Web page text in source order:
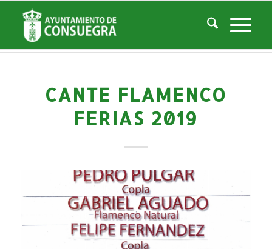
Noticias
Usted está aquí: Inicio / Noticias Cultura /
Actividades culturales y educativas
CANTE FLAMENCO
FERIAS 2019